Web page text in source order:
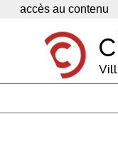
Panneau de gestion des
accès au contenu